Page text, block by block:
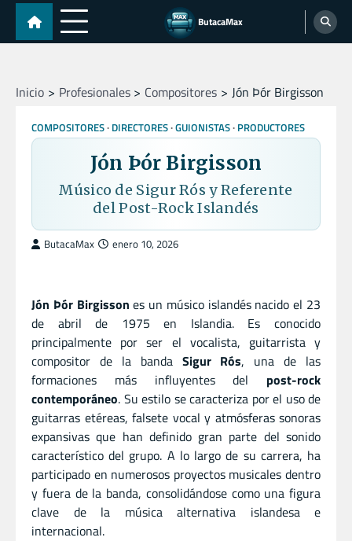
Skip
content
ButacaMax
Inicio Profesionales Compositores Jón Þór Birgisson
COMPOSITORES DIRECTORES GUIONISTAS PRODUCTORES
Jón Þór Birgisson
Músico de Sigur Rós y Referente
del Post-Rock Islandés
ButacaMax enero 10, 2026
Jón Þór Birgisson es un músico islandés nacido el 23
de abril de 1975 en Islandia. Es conocido
principalmente por ser el vocalista, guitarrista y
compositor de la banda Sigur Rós, una de las
formaciones más influyentes del post-rock
contemporáneo. Su estilo se caracteriza por el uso de
guitarras etéreas, falsete vocal y atmósferas sonoras
expansivas que han definido gran parte del sonido
característico del grupo. A lo largo de su carrera, ha
participado en numerosos proyectos musicales dentro
y fuera de la banda, consolidándose como una figura
clave de la música alternativa islandesa e
internacional.